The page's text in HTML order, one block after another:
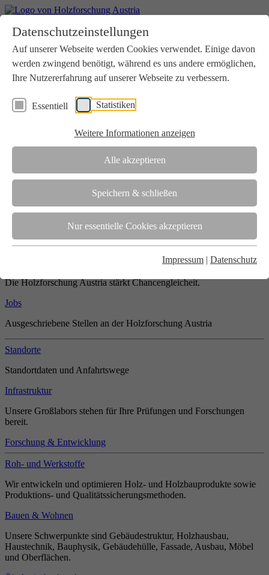
Datenschutzeinstellungen
Auf unserer Webseite werden Cookies verwendet. Einige davon
werden zwingend benötigt, während es uns andere ermöglichen,
Ihre Nutzererfahrung auf unserer Webseite zu verbessern.
Essentiell Statistiken
Weitere Informationen anzeigen
Alle akzeptieren
Speichern & schließen
Nur essentielle Cookies akzeptieren
Impressum | Datenschutz
Aktuelles
Downloads
Kontakt
Login
Verein
Wir unterstützen die Interessen der Holzbranche in enger
Zusammenarbeit mit Wissenschaft und Wirtschaft.
Die Holzforschung Austria ist akkreditierte Prüf-, Inspektions- und
Team
Unsere gesamte Kompetenz ist in unseren Mitarbeiter:innen
gebündelt
Die Holzforschung Austria stärkt Chancengleicheit.
Jobs
Ausgeschriebene Stellen an der Holzforschung Austria
Standorte
Standortdaten und Anfahrtswege
Infrastruktur
Unsere Großlabors stehen für Ihre Prüfungen und Forschungen
bereit.
Forschung & Entwicklung
Roh- und Werkstoffe
Wir entwickeln und optimieren Holz- und Holzbauprodukte sowie
Produktions- und Qualitätssicherungsmethoden.
Bauen & Wohnen
Unsere Schwerpunkte sind Gebäudestruktur, Holzhausbau,
Haustechnik, Bauphysik, Gebäudehülle, Fassade, Ausbau, Möbel
und Oberflächen.